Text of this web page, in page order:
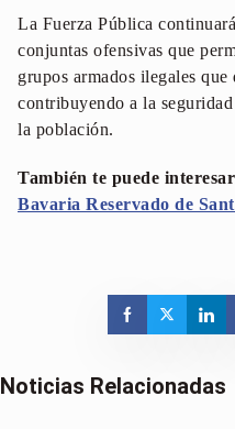
La Fuerza Pública
conjuntas ofensivas que
grupos armados ilegales
contribuyendo a la
la población.
También te puede
Bavaria Reservado de
Noticias Relacionadas